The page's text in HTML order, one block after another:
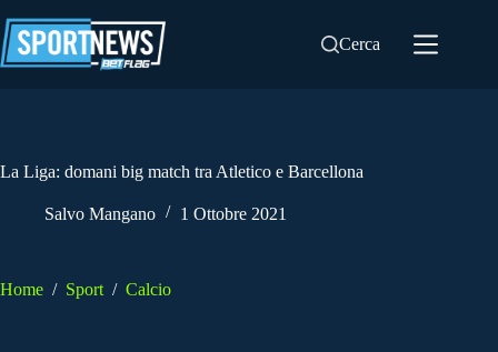
al
contenuto
Cerca
La Liga: domani big match tra Atletico e Barcellona
Salvo Mangano 1 Ottobre 2021
Home / Sport / Calcio